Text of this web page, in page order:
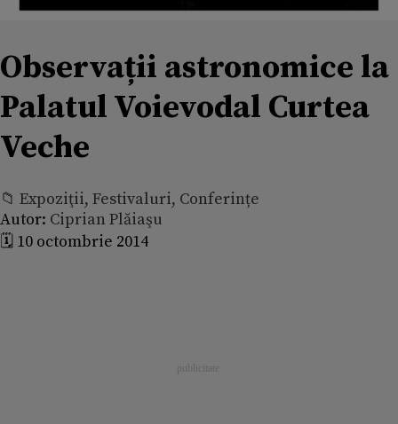
Observații astronomice la
Palatul Voievodal Curtea
Veche
📁 Expoziţii, Festivaluri, Conferințe
Autor: Ciprian Plăiaşu
🗓️ 10 octombrie 2014